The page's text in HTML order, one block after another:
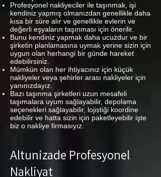
Profesyonel nakliyeciler ile taşınmak, işi
kendiniz yapmış olmanızdan genellikle daha
kısa bir süre alır ve genellikle evlerin ve
değerli eşyaların taşınması için önerilir.
Bunu kendiniz yapmak daha ucuzdur ve bir
şirketin planlamasına uymak yerine sizin için
uygun olan herhangi bir günde hareket
edebilirsiniz.
Mümkün olan her ihtiyacınız için küçük
nakliyeler veya şehirler arası nakliyeler için
yanınızdayız.
Bazı taşınma şirketleri uzun mesafeli
taşımalara uyum sağlayabilir, depolama
seçenekleri sağlayabilir, lojistiği koordine
edebilir ve hatta sizin için paketleyebilir işte
biz o nakliye firmasıyız.
Altunizade Profesyonel
Nakliyat